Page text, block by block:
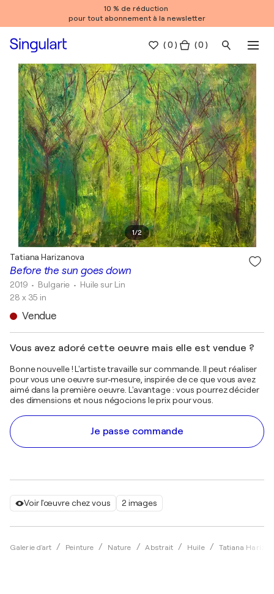
10 % de réduction
pour tout abonnement à la newsletter
(0 ) ( 0 )
1/2
Voir l'œuvre chez vous 2 images
Galerie d'art Peinture Nature Abstrait Huile Tatiana
Before the sun goes down
Tatiana Harizanova
2019 • Bulgarie • Huile sur Lin
28 x 35 in
Vendue
Vous avez adoré cette oeuvre mais elle est vendue ?
Bonne nouvelle ! L'artiste travaille sur commande. Il peut réaliser
pour vous une oeuvre sur-mesure, inspirée de ce que vous avez
aimé dans la première oeuvre. L'avantage : vous pourrez décider
des dimensions et nous négocions le prix pour vous.
Je passe commande